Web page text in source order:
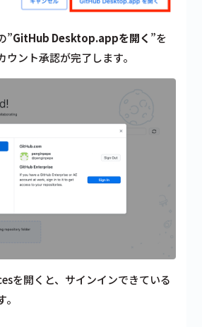
”GitHub Desktop.appを開く ”を
ント承認が完了します。
を開くと、サインインできている